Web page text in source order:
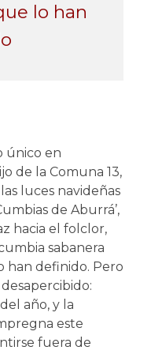
lo han
único en
de la Comuna 13,
luces navideñas
de Aburrá’,
hacia el folclor,
sabanera
han definido. Pero
año, y la
este
fuera de